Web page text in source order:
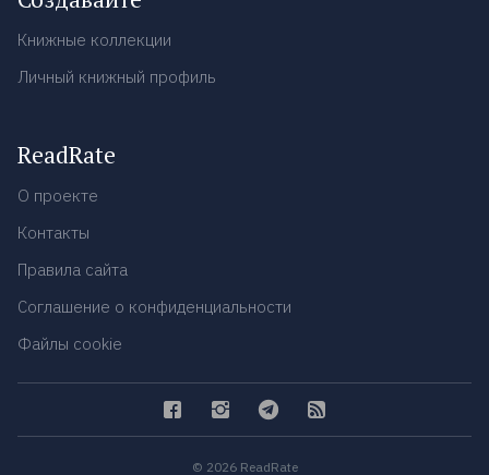
Книжные коллекции
Личный книжный профиль
ReadRate
О проекте
Контакты
Правила сайта
Соглашение о конфиденциальности
Файлы cookie
© 2026 ReadRate